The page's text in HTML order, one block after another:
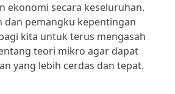
ekonomi secara keseluruhan.
dan pemangku kepentingan
kita untuk terus mengasah
teori mikro agar dapat
yang lebih cerdas dan tepat.